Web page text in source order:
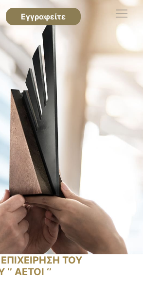
Εγγραφείτε
ΤΟΥ
ΑΕΤΟΙ ‘’